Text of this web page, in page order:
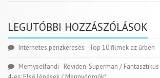
LEGUTÓBBI HOZZÁSZÓLÁSOK
Internetes pénzkeresés - Top 10 filmek az űrben
Memyselfandi - Röviden: Superman / Fantasztikus